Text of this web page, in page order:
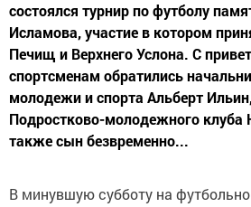
состоялся турнир по футболу
Исламова, участие в котором
Печищ и Верхнего Услона. С
спортсменам обратились
молодежи и спорта Альберт
Подростково-молодежного клуба
также сын безвременно...
В минувшую субботу на